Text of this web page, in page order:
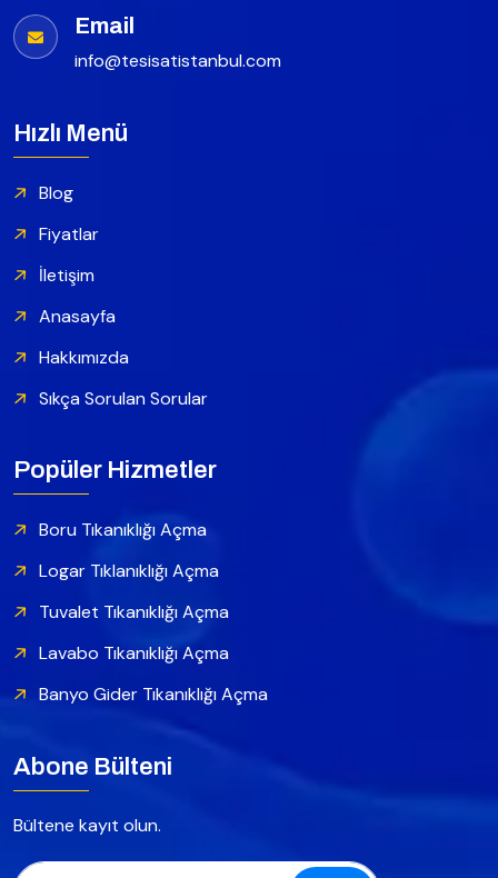
Email
info@tesisatistanbul.com
Hızlı Menü
Blog
Fiyatlar
İletişim
Anasayfa
Hakkımızda
Sıkça Sorulan Sorular
Popüler Hizmetler
Boru Tıkanıklığı Açma
Logar Tıklanıklığı Açma
Tuvalet Tıkanıklığı Açma
Lavabo Tıkanıklığı Açma
Banyo Gider Tıkanıklığı Açma
Abone Bülteni
Bültene kayıt olun.